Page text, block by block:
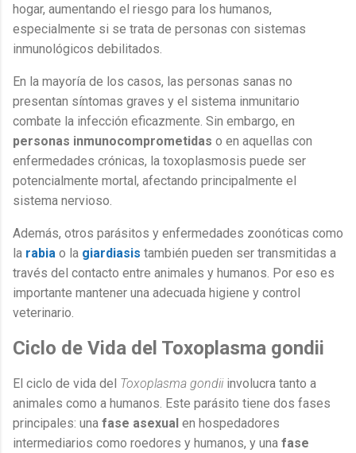
hogar, aumentando el riesgo para los humanos,
especialmente si se trata de personas con sistemas
inmunológicos debilitados.
En la mayoría de los casos, las personas sanas no
presentan síntomas graves y el sistema inmunitario
combate la infección eficazmente. Sin embargo, en
personas inmunocomprometidas o en aquellas con
enfermedades crónicas, la toxoplasmosis puede ser
potencialmente mortal, afectando principalmente el
sistema nervioso.
Además, otros parásitos y enfermedades zoonóticas como
la rabia o la giardiasis también pueden ser transmitidas a
través del contacto entre animales y humanos. Por eso es
importante mantener una adecuada higiene y control
veterinario.
Ciclo de Vida del Toxoplasma gondii
El ciclo de vida del Toxoplasma gondiiinvolucra tanto a
animales como a humanos. Este parásito tiene dos fases
principales: una fase asexual en hospedadores
intermediarios como roedores y humanos, y una fase